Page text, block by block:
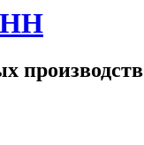
НН
производств